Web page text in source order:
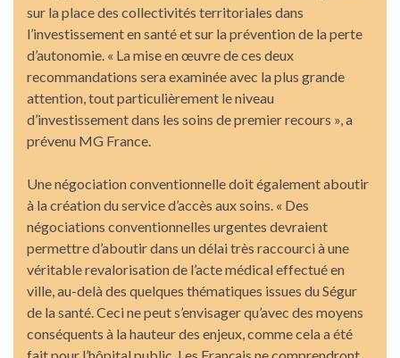
sur la place des collectivités territoriales dans
l’investissement en santé et sur la prévention de la perte
d’autonomie. « La mise en œuvre de ces deux
recommandations sera examinée avec la plus grande
attention, tout particulièrement le niveau
d’investissement dans les soins de premier recours », a
prévenu MG France.
Une négociation conventionnelle doit également aboutir
à la création du service d’accès aux soins. « Des
négociations conventionnelles urgentes devraient
permettre d’aboutir dans un délai très raccourci à une
véritable revalorisation de l’acte médical effectué en
ville, au-delà des quelques thématiques issues du Ségur
de la santé. Ceci ne peut s’envisager qu’avec des moyens
conséquents à la hauteur des enjeux, comme cela a été